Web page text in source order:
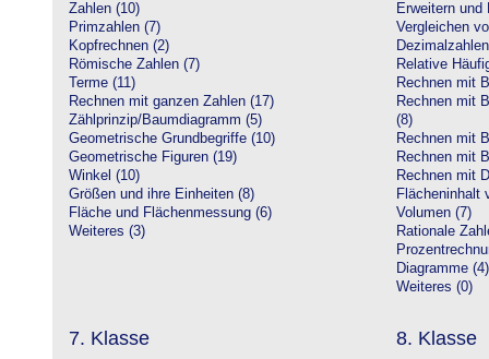
Zahlen (10)
Primzahlen (7)
Kopfrechnen (2)
Römische Zahlen (7)
Terme (11)
Rechnen mit ganzen Zahlen (17)
Zählprinzip/Baumdiagramm (5)
Geometrische Grundbegriffe (10)
Geometrische Figuren (19)
Winkel (10)
Größen und ihre Einheiten (8)
Fläche und Flächenmessung (6)
Weiteres (3)
Erweitern und
Vergleichen
Relative
Rechnen mit
Rechnen mit
(8)
Rechnen mit
Rechnen mit
Rechnen mit
Flächeninhalt
Volumen (7)
Rationale
Diagramme (4)
Weiteres (0)
7. Klasse 8. Klasse